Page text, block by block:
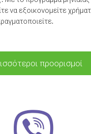
να εξοικονομείτε
προορισμοί